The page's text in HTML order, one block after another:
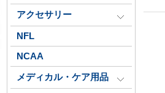
アクセサリー
NFL
NCAA
メディカル・ケア用品